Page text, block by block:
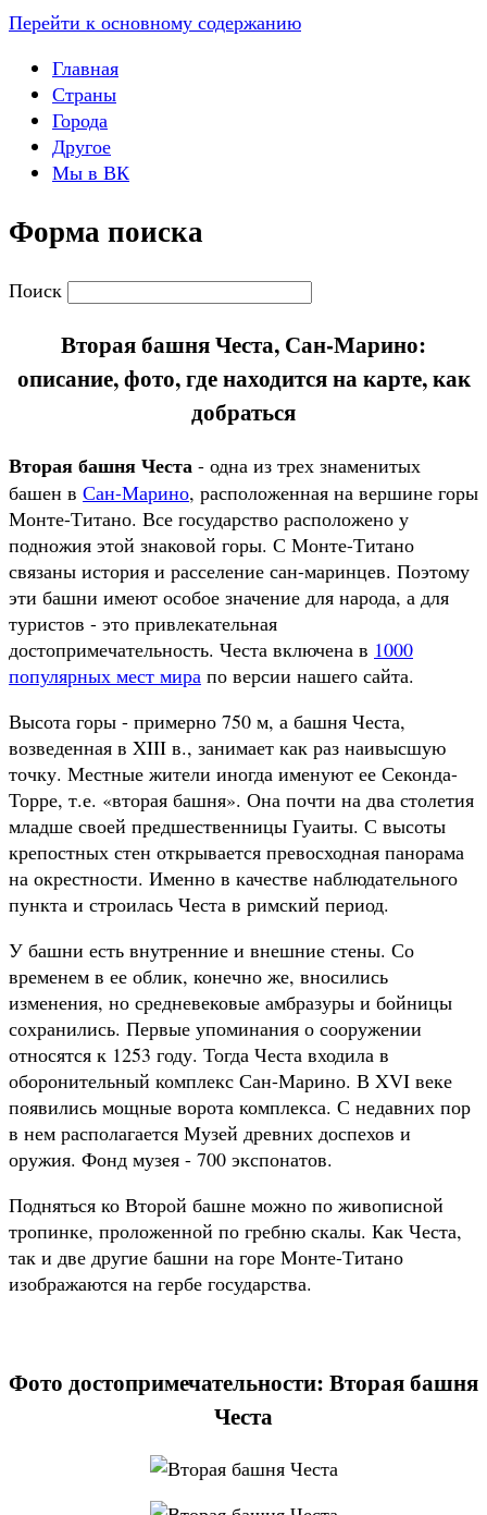
Перейти к основному содержанию
Главная
Страны
Города
Другое
Мы в ВК
Форма поиска
Поиск
Вторая башня Честа, Сан-Марино:
описание, фото, где находится на карте, как
добраться
Вторая башня Честа - одна из трех знаменитых
башен в Сан-Марино, расположенная на вершине горы
Монте-Титано. Все государство расположено у
подножия этой знаковой горы. С Монте-Титано
связаны история и расселение сан-маринцев. Поэтому
эти башни имеют особое значение для народа, а для
туристов - это привлекательная
достопримечательность. Честа включена в 1000
популярных мест мира по версии нашего сайта.
Высота горы - примерно 750 м, а башня Честа,
возведенная в XIII в., занимает как раз наивысшую
точку. Местные жители иногда именуют ее Секонда-
Торре, т.е. «вторая башня». Она почти на два столетия
младше своей предшественницы Гуаиты. С высоты
крепостных стен открывается превосходная панорама
на окрестности. Именно в качестве наблюдательного
пункта и строилась Честа в римский период.
У башни есть внутренние и внешние стены. Со
временем в ее облик, конечно же, вносились
изменения, но средневековые амбразуры и бойницы
сохранились. Первые упоминания о сооружении
относятся к 1253 году. Тогда Честа входила в
оборонительный комплекс Сан-Марино. В XVI веке
появились мощные ворота комплекса. С недавних пор
в нем располагается Музей древних доспехов и
оружия. Фонд музея - 700 экспонатов.
Подняться ко Второй башне можно по живописной
тропинке, проложенной по гребню скалы. Как Честа,
так и две другие башни на горе Монте-Титано
изображаются на гербе государства.
Фото достопримечательности: Вторая башня
Честа